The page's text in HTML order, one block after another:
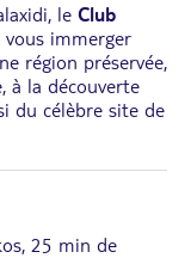
le Club
immerger
région préservée,
à la découverte
du célèbre site de
25 min de